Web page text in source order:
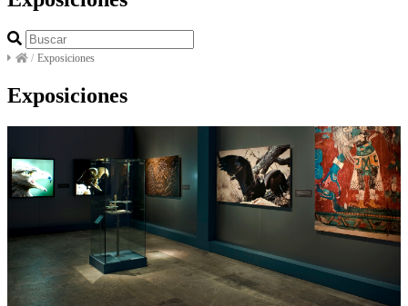
/ Exposiciones
Exposiciones